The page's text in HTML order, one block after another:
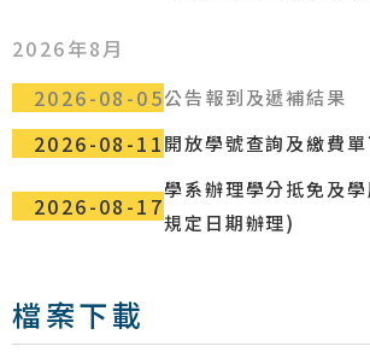
2026年8月
2026-08-05公告報到及遞補結果
2026-08-11開放學號查詢及繳費
2026-08-17
學系辦理學分抵免及
規定日期辦理)
檔案下載